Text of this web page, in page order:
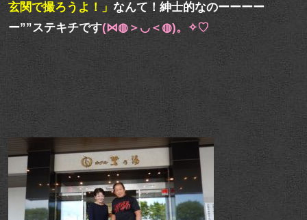
玄関で撮ろうよ！」 なんて！紳士的なのーーーー
ー””ステキチです(⋈◍＞◡＜◍)。✧♡